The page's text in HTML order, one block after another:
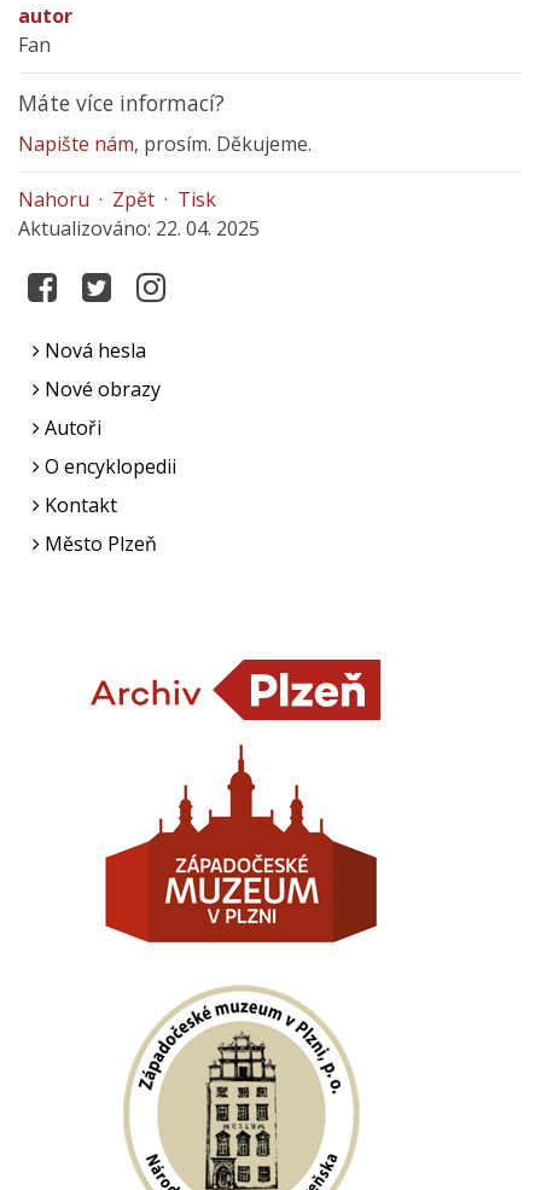
autor
Fan
Máte více informací?
Napište nám, prosím. Děkujeme.
Nahoru · Zpět · Tisk
Aktualizováno: 22. 04. 2025
Nová hesla
Nové obrazy
Autoři
O encyklopedii
Kontakt
Město Plzeň